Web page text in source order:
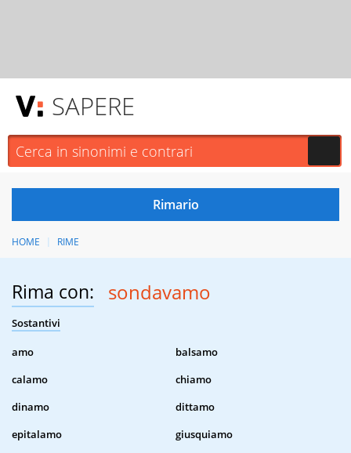
SAPERE
HOME RIME
Rima con: sondavamo
Sostantivi
amo
balsamo
calamo
chiamo
dinamo
dittamo
epitalamo
giusquiamo